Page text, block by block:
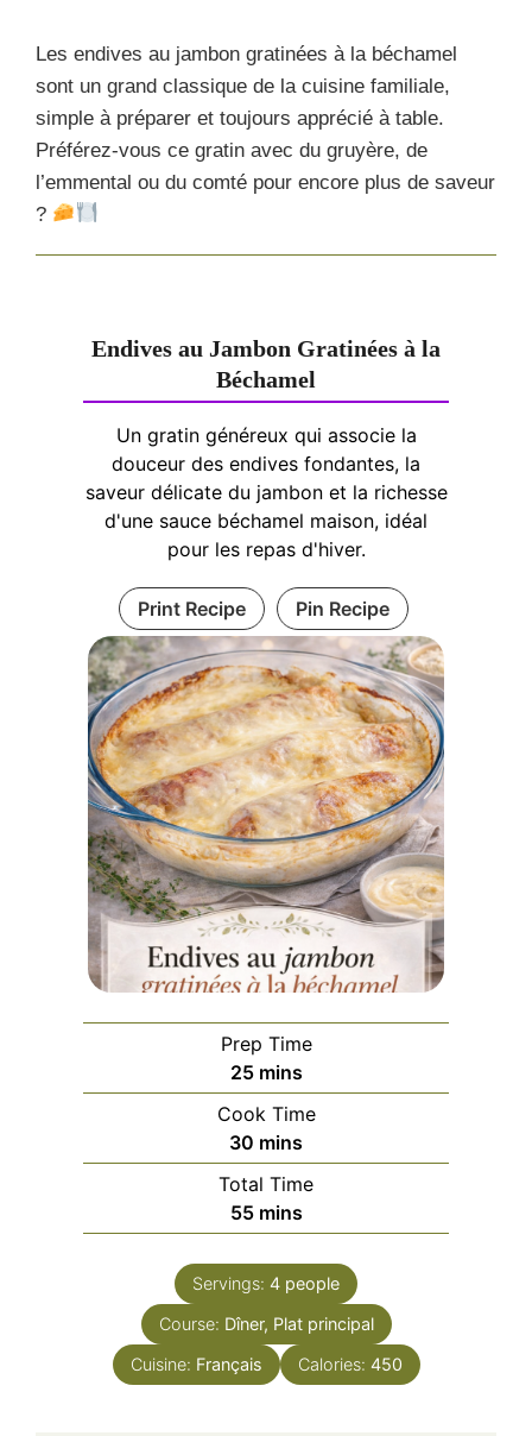
Les endives au jambon gratinées à la béchamel
sont un grand classique de la cuisine familiale,
simple à préparer et toujours apprécié à table.
Préférez-vous ce gratin avec du gruyère, de
l’emmental ou du comté pour encore plus de saveur
?
Endives au Jambon Gratinées à la
Béchamel
Un gratin généreux qui associe la
douceur des endives fondantes, la
saveur délicate du jambon et la richesse
d'une sauce béchamel maison, idéal
pour les repas d'hiver.
Print Recipe Pin Recipe
Prep Time
25minutes
mins
Cook Time
30 minutes
mins
Total Time
55minutes
mins
Servings: 4 people
Course: Dîner, Plat principal
Cuisine: Français Calories: 450